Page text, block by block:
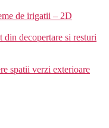
de irigatii – 2D
din decopertare si resturi
spatii verzi exterioare